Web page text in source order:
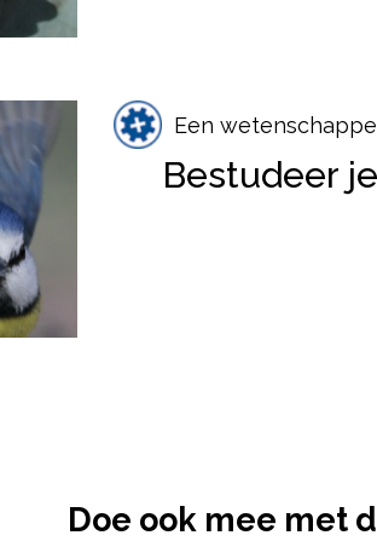
Een
Bestudeer
Doe ook mee met